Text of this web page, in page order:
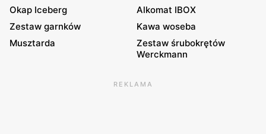
Okap Iceberg
Alkomat IBOX
Zestaw garnków
Kawa woseba
Musztarda
Zestaw śrubokrętów
Werckmann
REKLAMA